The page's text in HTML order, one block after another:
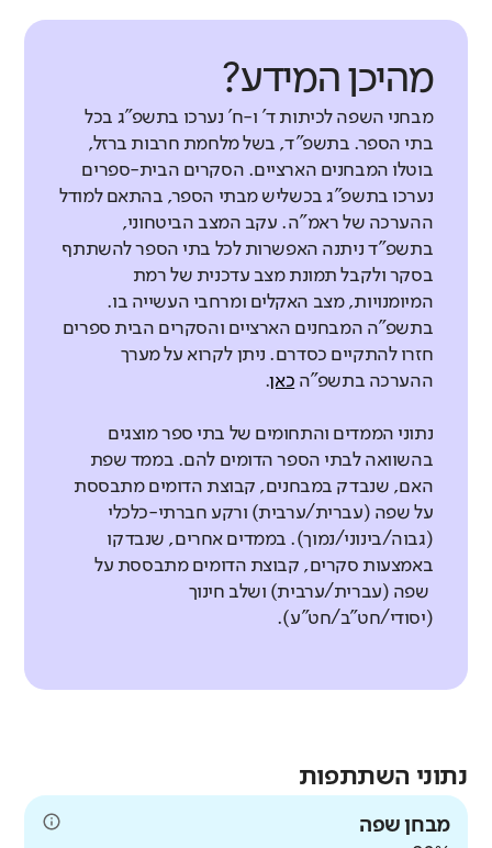
מהיכן המידע?
מבחני השפה לכיתות ד' ו-ח' נערכו בתשפ"ג בכל
בתי הספר. בתשפ"ד, בשל מלחמת חרבות ברזל,
בוטלו המבחנים הארציים. הסקרים הבית-ספרים
נערכו בתשפ"ג בכשליש מבתי הספר, בהתאם למודל
ההערכה של ראמ"ה. עקב המצב הביטחוני,
בתשפ"ד ניתנה האפשרות לכל בתי הספר להשתתף
בסקר ולקבל תמונת מצב עדכנית של רמת
המיומנויות, מצב האקלים ומרחבי העשייה בו.
בתשפ"ה המבחנים הארציים והסקרים הבית ספרים
חזרו להתקיים כסדרם. ניתן לקרוא על מערך
ההערכה בתשפ"ה כאן.
נתוני הממדים והתחומים של בתי ספר מוצגים
בהשוואה לבתי הספר הדומים להם. בממד שפת
האם, שנבדק במבחנים, קבוצת הדומים מתבססת
על שפה (עברית/ערבית) ורקע חברתי-כלכלי
(גבוה/בינוני/נמוך). בממדים אחרים, שנבדקו
באמצעות סקרים, קבוצת הדומים מתבססת על
שפה (עברית/ערבית) ושלב חינוך
(יסודי/חט"ב/חט"ע).
נתוני השתתפות
מבחן שפה